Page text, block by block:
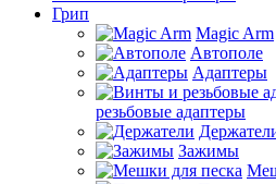
Грип
Magic Arm
Автополе
Адаптеры
резьбовые адаптеры
Зажимы